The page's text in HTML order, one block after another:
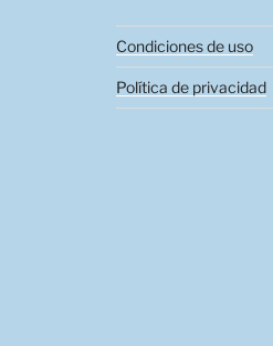
Condiciones de uso
Política de privacidad